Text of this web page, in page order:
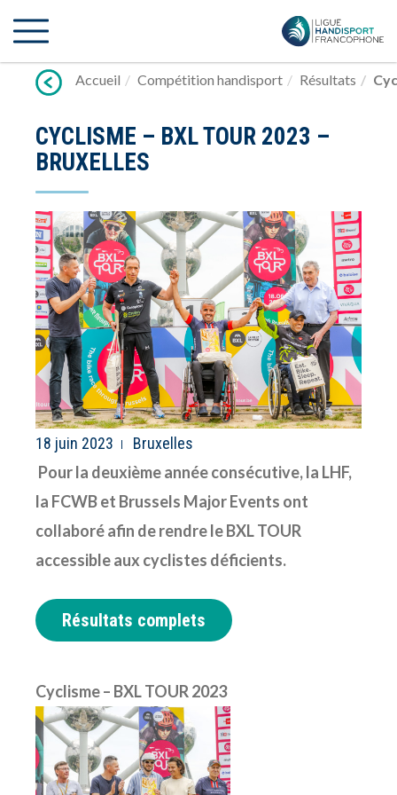
vers
Accueil
Compétition handisport Résultats
CYCLISME – BXL TOUR 2023 –
BRUXELLES
18 juin 2023 Bruxelles
Pour la deuxième année consécutive, la LHF,
la FCWB et Brussels Major Events ont
collaboré afin de rendre le BXL TOUR
accessible aux cyclistes déficients.
Résultats complets
Cyclisme – BXL TOUR 2023